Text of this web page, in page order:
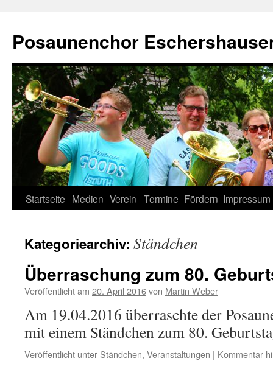
springen
Posaunenchor
Startseite Medien Verein Termine Fördern Impressum
Kategoriearchiv: Ständchen
Überraschung zum 80.
Veröffentlicht am 20. April 2016von Martin Weber
Am 19.04.2016 überraschte der
mit einem Ständchen zum 80.
Veröffentlicht unter Ständchen, Veranstaltungen | Kommentar